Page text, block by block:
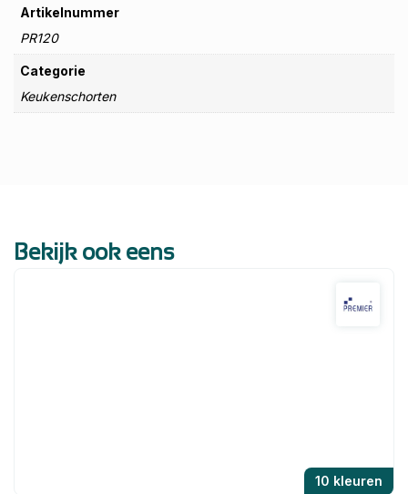
Artikelnummer
PR120
Categorie
Keukenschorten
Bekijk ook eens
10 kleuren